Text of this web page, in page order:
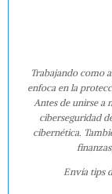
Trabajando como
enfoca en la
Antes de unirse a
ciberseguridad
cibernética.
Envía tips